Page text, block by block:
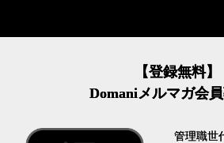
【登録無料】
Domaniメルマガ会
管理職世